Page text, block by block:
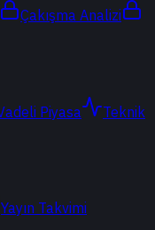
Çakışma Analizi
Piyasa
Teknik
Yayın Takvimi